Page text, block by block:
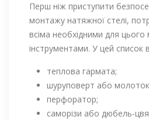
Перш ніж приступити
монтажу натяжної стелі,
всіма необхідними для цього
інструментами. У цей список
теплова гармата;
шуруповерт або
перфоратор;
саморізи або дюбель-